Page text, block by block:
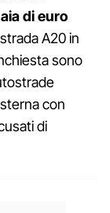
di euro
A20 in
sono
con
di